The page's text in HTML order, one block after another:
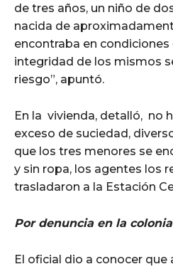
de tres años, un niño de
nacida de
encontraba en
integridad de los mismos
riesgo”, apuntó.
En la vivienda, detalló, no
exceso de suciedad,
que los tres menores se
y sin ropa, los agentes los
trasladaron a la Estación
Por denuncia en la
El oficial dio a conocer que